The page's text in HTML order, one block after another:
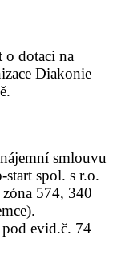
o dotaci na
Diakonie
smlouvu
spol. s r.o.
574, 340
evid.č. 74